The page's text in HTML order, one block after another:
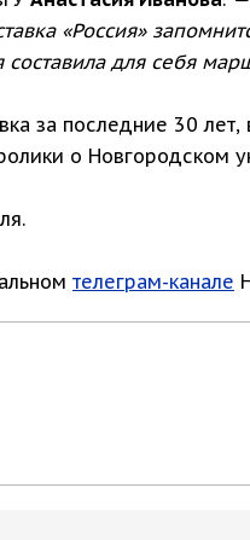
«Россия»
для себя
за последние 30
о Новгородском
телеграм-канале